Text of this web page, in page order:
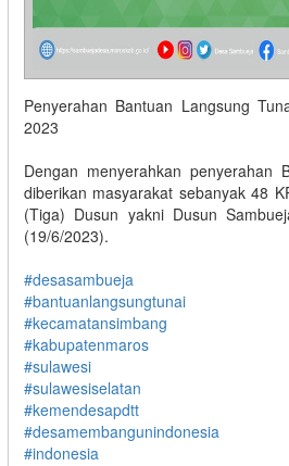
Penyerahan Bantuan Langsung
2023
Dengan menyerahkan penyerahan
diberikan masyarakat sebanyak 48
(Tiga) Dusun yakni Dusun
(19/6/2023).
#desasambueja
#bantuanlangsungtunai
#kecamatansimbang
#kabupatenmaros
#sulawesi
#sulawesiselatan
#kemendesapdtt
#desamembangunindonesia
#indonesia